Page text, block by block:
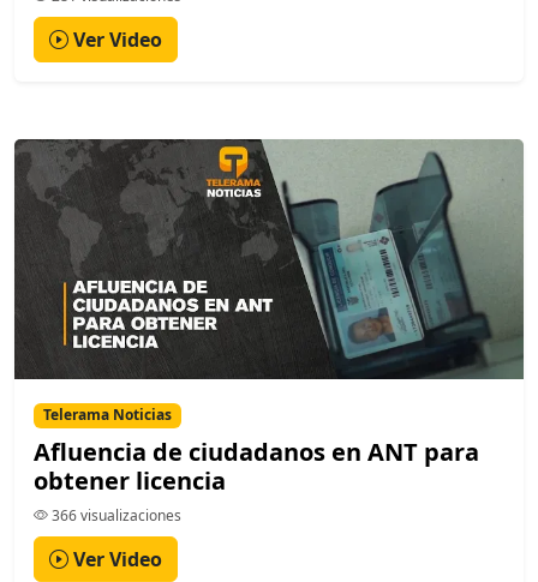
Ver Video
Telerama Noticias
Afluencia de ciudadanos en ANT para
obtener licencia
366 visualizaciones
Ver Video